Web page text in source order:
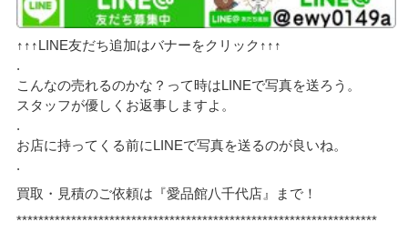
↑↑↑LINE友だち追加はバナーをクリック↑↑↑
.
こんなの売れるのかな？って時はLINEで写真を送ろう。
スタッフが優しくお返事しますよ。
.
お店に持ってくる前にLINEで写真を送るのが良いね。
.
買取・見積のご依頼は『愛品館八千代店』まで！
******************************************************************